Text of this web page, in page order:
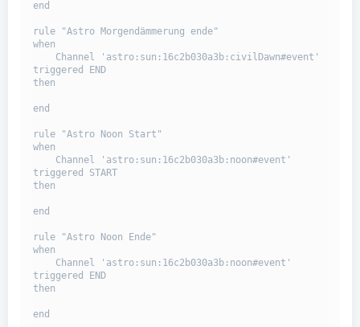
end
rule "Astro Morgendämmerung ende"
when
triggered END
then
end
rule "Astro Noon Start"
when
triggered START
then
end
rule "Astro Noon Ende"
when
triggered END
then
end